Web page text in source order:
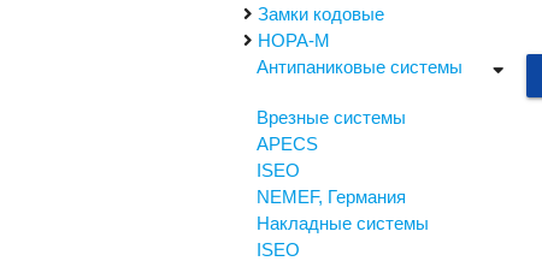
Замки кодовые
НОРА-М
Антипаниковые системы
Врезные системы
APECS
ISEO
NEMEF, Германия
Накладные системы
ISEO